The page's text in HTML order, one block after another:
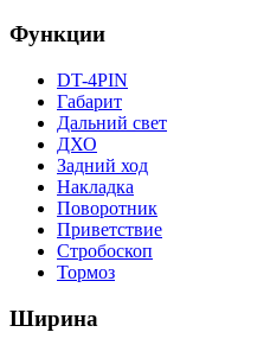
Функции
DT-4PIN
Габарит
Дальний свет
ДХО
Задний ход
Накладка
Поворотник
Приветствие
Стробоскоп
Тормоз
Ширина